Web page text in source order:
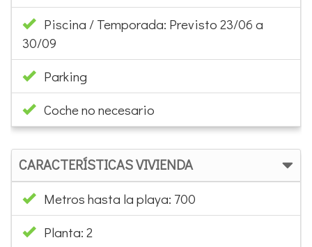
Piscina / Temporada: Previsto 23/06 a
30/09
Parking
Coche no necesario
CARACTERÍSTICAS VIVIENDA
Metros hasta la playa: 700
Planta: 2